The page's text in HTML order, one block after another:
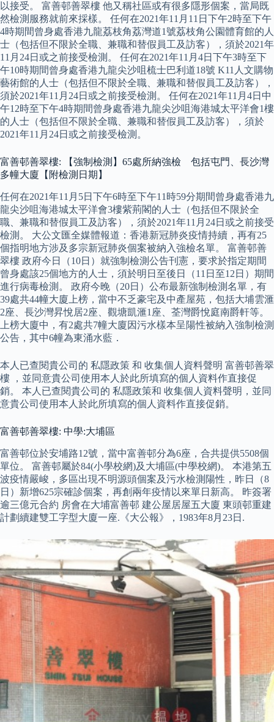
以接受。 富善邨善翠樓 他又稱社區或有很多隱形個案，當局既
然檢測服務就前來採樣。 任何在2021年11月11日下午2時至下午
4時期間曾身處香港九龍荔枝角荔灣道1號荔枝角公園體育館的人
士（包括但不限於全職、兼職和替假員工及訪客），須於2021年
11月24日或之前接受檢測。 任何在2021年11月4日下午3時至下
午10時期間曾身處香港九龍尖沙咀梳士巴利道18號 K11人文購物
藝術館的人士（包括但不限於全職、兼職和替假員工及訪客），
須於2021年11月24日或之前接受檢測。 任何在2021年11月4日中
午12時至下午4時期間曾身處香港九龍尖沙咀海港城太平洋會1樓
的人士（包括但不限於全職、兼職和替假員工及訪客），須於
2021年11月24日或之前接受檢測。
富善邨善翠樓: 【強制檢測】65處所納強檢 包括屯門、長沙灣
多幢大廈【附檢測日期】
任何在2021年11月5日下午6時至下午11時59分期間曾身處香港九
龍尖沙咀海港城太平洋會3樓紫荊閣的人士（包括但不限於全
職、兼職和替假員工及訪客），須於2021年11月24日或之前接受
檢測。 大公文匯全媒體報道：香港新冠肺炎疫情持續，再有25
個指明地方涉及多宗新冠肺炎個案被納入強檢名單。 富善邨善
翠樓 政府今日（10日）就強制檢測公告刊憲，要求於指定期間
曾身處該25個地方的人士，須於明日至後日（11日至12日）期間
進行病毒檢測。 政府今晚（20日）公布最新強制檢測名單，有
39處共44幢大廈上榜，當中不乏豪宅及中產屋苑，包括大埔雲滙
2座、長沙灣昇悅居2座、觀塘凱滙1座、荃灣爵悅庭南爵軒等。
上榜大廈中，有2處共7幢大廈因污水樣本呈陽性被納入強制檢測
公告，其中6幢為東涌水藍．
本人已查閱貴公司的 私隱政策 和 收集個人資料聲明 富善邨善翠
樓 ，並同意貴公司使用本人於此所填寫的個人資料作直接促
銷。 本人已查閱貴公司的 私隱政策和 收集個人資料聲明，並同
意貴公司使用本人於此所填寫的個人資料作直接促銷。
富善邨善翠樓: 中學:大埔區
富善邨位於安埔路12號，當中富善邨分為6座，合共提供5508個
單位。 富善邨屬於84(小學校網)及大埔區(中學校網)。 本港第五
波疫情嚴峻，多區出現不明源頭個案及污水檢測陽性，昨日（8
日）新增625宗確診個案，再創兩年疫情以來單日新高。 昨簽署
逾三億元合約 房會在大埔富善邨 建公屋居屋五大廈 東頭邨重建
計劃續建雙工字型大廈一座.《大公報》，1983年8月23日.